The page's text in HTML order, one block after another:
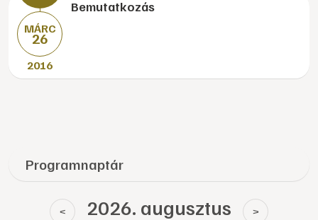
MÁRC
26
2016
Bemutatkozás
Programnaptár
< 2026. augusztus >